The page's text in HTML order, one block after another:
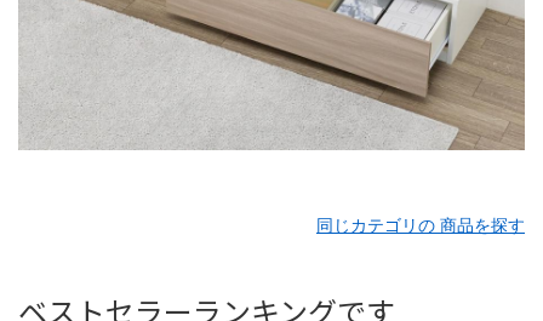
同じカテゴリの 商品を探す
ベストセラーランキングです